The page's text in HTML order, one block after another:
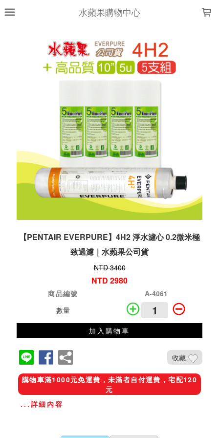
水蘋果購物中心
【PENTAIR EVERPURE】4H2 淨水濾心 0.2微米極
致過濾｜水蘋果公司貨
NTD 3400
NTD 2980
商品編號
A-4061
數量
加入購物車
收藏
購物車滿1000元免運費，未滿者自付運費，宅配120
元
...詳細內容